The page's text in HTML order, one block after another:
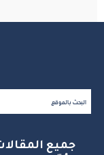
جميع